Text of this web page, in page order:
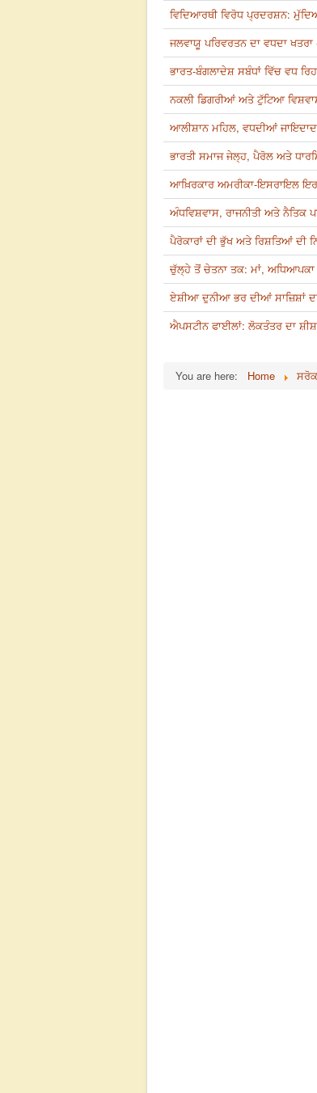
ਵਿਦਿਆਰਥੀ ਵਿਰੋਧ ਪ੍ਰਦਰਸ਼ਨ:
ਜਲਵਾਯੂ ਪਰਿਵਰਤਨ ਦਾ ਵਧਦਾ
ਭਾਰਤ-ਬੰਗਲਾਦੇਸ਼ ਸਬੰਧਾਂ ਵਿੱਚ ਵਧ
ਨਕਲੀ ਡਿਗਰੀਆਂ ਅਤੇ ਟੁੱਟਿਆ
ਆਲੀਸ਼ਾਨ ਮਹਿਲ, ਵਧਦੀਆਂ
ਭਾਰਤੀ ਸਮਾਜ ਜੇਲ੍ਹ, ਪੈਰੋਲ ਅਤੇ
ਆਖ਼ਿਰਕਾਰ ਅਮਰੀਕਾ-ਇਸਰਾਇਲ
ਅੰਧਵਿਸ਼ਵਾਸ, ਰਾਜਨੀਤੀ ਅਤੇ ਨੈਤਿਕ
ਪੈਰੋਕਾਰਾਂ ਦੀ ਭੁੱਖ ਅਤੇ ਰਿਸ਼ਤਿਆਂ ਦੀ
ਚੁੱਲ੍ਹੇ ਤੋਂ ਚੇਤਨਾ ਤਕ: ਮਾਂ, ਅਧਿਆਪਕਾ
ਏਸ਼ੀਆ ਦੁਨੀਆ ਭਰ ਦੀਆਂ ਸਾਜ਼ਿਸ਼ਾਂ
ਐਪਸਟੀਨ ਫਾਈਲਾਂ: ਲੋਕਤੰਤਰ ਦਾ
You are here: Home